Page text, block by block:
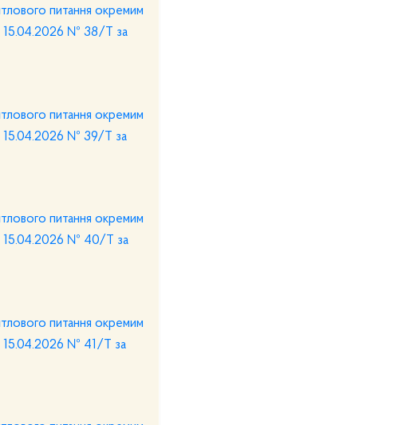
питання окремим
15.04.2026 № 38/Т за
питання окремим
15.04.2026 № 39/Т за
питання окремим
15.04.2026 № 40/Т за
питання окремим
15.04.2026 № 41/Т за